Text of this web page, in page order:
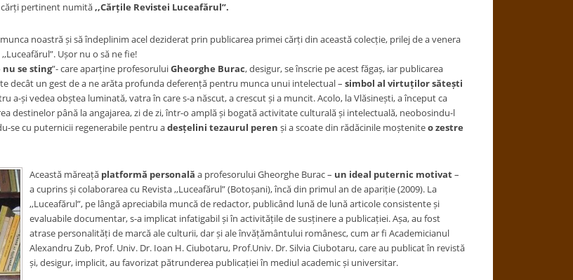
cărți pertinent numită,,Cărțile Revistei Luceafărul”.
noastră și să îndeplinim acel deziderat prin publicarea primei cărți din această colecție, prilej de a venera
Ușor nu o să ne fie!
se sting”- care aparține profesoruluiGheorghe Burac, desigur, se înscrie pe acest făgaș, iar publicarea
decât un gest de a ne arăta profunda deferență pentru munca unui intelectual – simbol al virtuților sătești
a-și vedea obștea luminată, vatra în care s-a născut, a crescut și a muncit. Acolo, la Vlăsinești, a început ca
destinelor până la angajarea, zi de zi, într-o amplă și bogată activitate culturală și intelectuală, neobosindu-l
se cu puternicii regenerabile pentru adesțelini tezaurul peren și a scoate din rădăcinile moșteniteo zestre
Această măreață platformă personală a profesorului Gheorghe Burac – un ideal puternic motivat–
a cuprins și colaborarea cu Revista ,,Luceafărul” (Botoșani), încă din primul an de apariție (2009). La
,,Luceafărul”, pe lângă apreciabila muncă de redactor, publicând lună de lună articole consistente și
evaluabile documentar, s-a implicat infatigabil și în activitățile de susținere a publicației. Așa, au fost
atrase personalități de marcă ale culturii, dar și ale învățământului românesc, cum ar fi Academicianul
Alexandru Zub, Prof. Univ. Dr. Ioan H. Ciubotaru, Prof.Univ. Dr. Silvia Ciubotaru, care au publicat în revistă
și, desigur, implicit, au favorizat pătrunderea publicației în mediul academic și universitar.